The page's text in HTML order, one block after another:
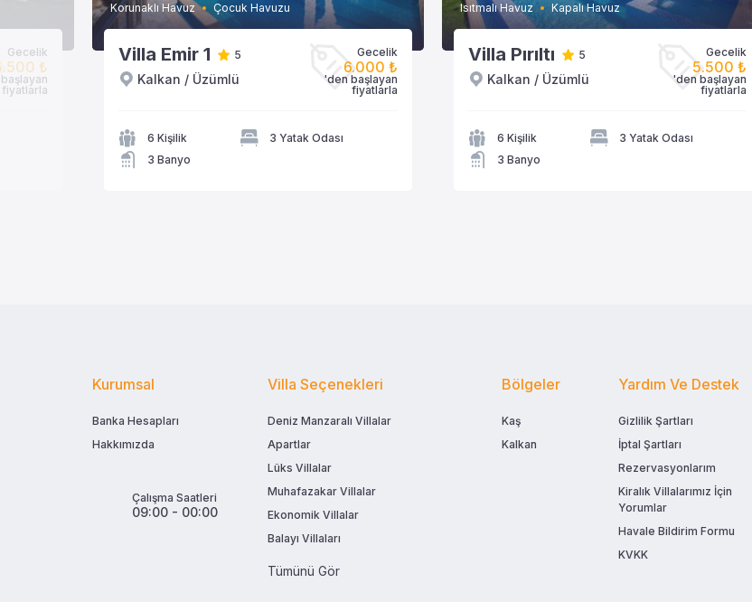
Gecelik
₺
fiyatlarla
Korunaklı Havuz Çocuk Havuzu
Villa Emir 1 5
Kalkan / Üzümlü
Gecelik
6.000 ₺
'den başlayan
fiyatlarla
6 Kişilik
3 Yatak Odası
3 Banyo
Isıtmalı Havuz Kapalı Havuz
Villa Pırıltı 5
Kalkan / Üzümlü
Gecelik
5.500 ₺
'den başlayan
fiyatlarla
6 Kişilik
3 Yatak Odası
3 Banyo
Kurumsal
Banka Hesapları
Hakkımızda
Çalışma Saatleri
09:00 - 00:00
Villa Seçenekleri
Deniz Manzaralı Villalar
Apartlar
Lüks Villalar
Muhafazakar Villalar
Ekonomik Villalar
Balayı Villaları
Tümünü Gör
Bölgeler
Kaş
Kalkan
Yardım Ve Destek
Gizlilik Şartları
İptal Şartları
Rezervasyonlarım
Kiralık Villalarımız İçin
Yorumlar
Havale Bildirim Formu
KVKK